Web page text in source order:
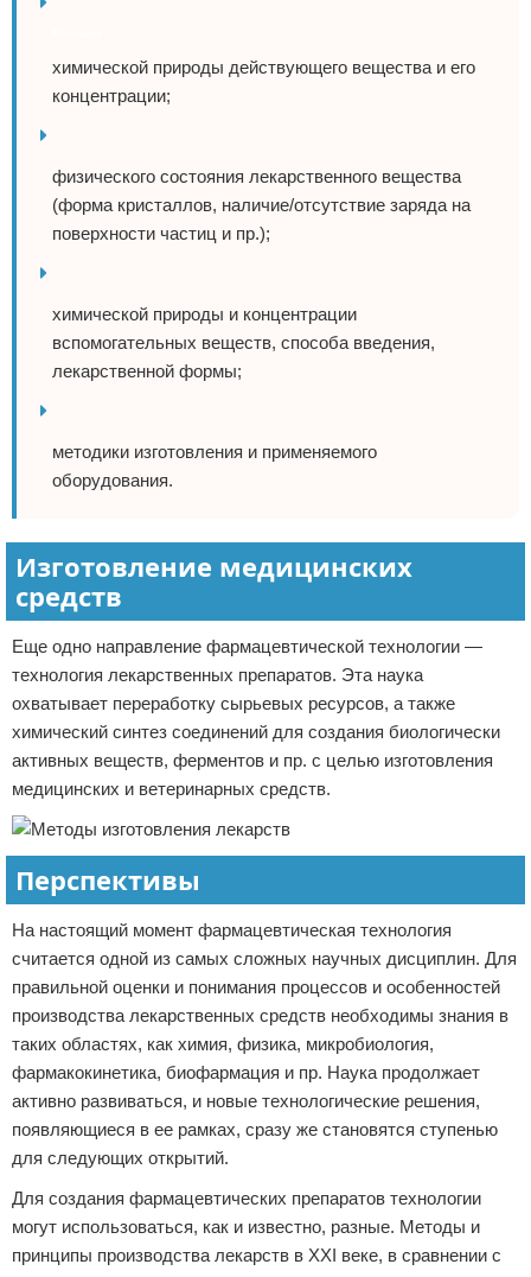
химической природы действующего вещества и его
концентрации;
физического состояния лекарственного вещества
(форма кристаллов, наличие/отсутствие заряда на
поверхности частиц и пр.);
химической природы и концентрации
вспомогательных веществ, способа введения,
лекарственной формы;
методики изготовления и применяемого
оборудования.
Изготовление медицинских
средств
Еще одно направление фармацевтической технологии —
технология лекарственных препаратов. Эта наука
охватывает переработку сырьевых ресурсов, а также
химический синтез соединений для создания биологически
активных веществ, ферментов и пр. с целью изготовления
медицинских и ветеринарных средств.
Перспективы
На настоящий момент фармацевтическая технология
считается одной из самых сложных научных дисциплин. Для
правильной оценки и понимания процессов и особенностей
производства лекарственных средств необходимы знания в
таких областях, как химия, физика, микробиология,
фармакокинетика, биофармация и пр. Наука продолжает
активно развиваться, и новые технологические решения,
появляющиеся в ее рамках, сразу же становятся ступенью
для следующих открытий.
Для создания фармацевтических препаратов технологии
могут использоваться, как и известно, разные. Методы и
принципы производства лекарств в XXI веке, в сравнении с